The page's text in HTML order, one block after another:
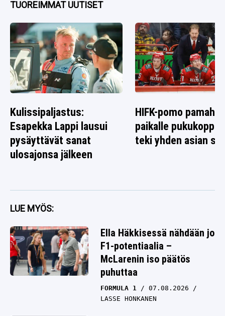
TUOREIMMAT UUTISET
Kulissipaljastus:
Esapekka Lappi lausui
pysäyttävät sanat
ulosajonsa jälkeen
HIFK-pomo pamahti
paikalle
teki yhden asian
LUE MYÖS:
Ella Häkkisessä nähdään jo
F1-potentiaalia –
McLarenin iso päätös
puhuttaa
FORMULA 1
07.08.2026
LASSE HONKANEN